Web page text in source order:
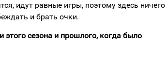
идут равные игры, поэтому здесь ничего
и брать очки.
сезона и прошлого, когда было